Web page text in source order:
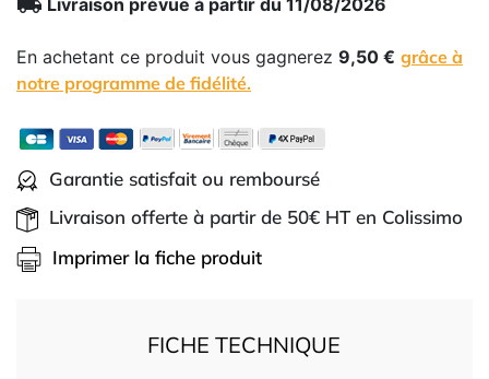
Livraison prévue à partir du 11/08/2026
En achetant ce produit vous gagnerez 9,50 € grâce à
notre programme de fidélité.
Garantie satisfait ou remboursé
Livraison offerte à partir de 50€ HT en Colissimo
Imprimer la fiche produit
FICHE TECHNIQUE